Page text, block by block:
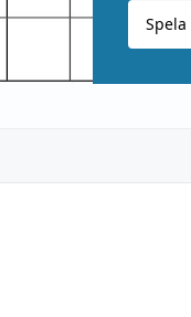
Spela